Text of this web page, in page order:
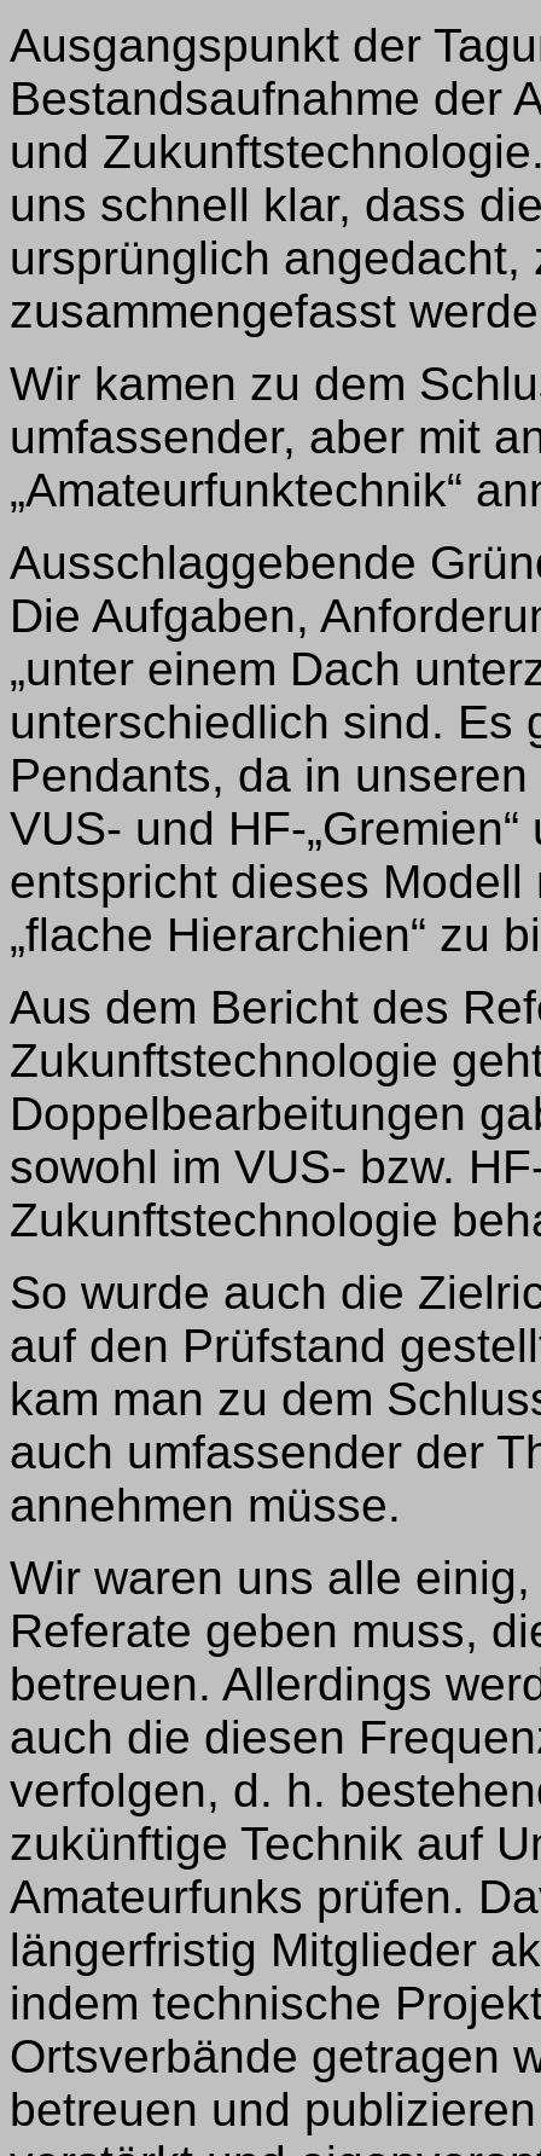
Ausgangspunkt der
Bestandsaufnahme der
und
uns schnell klar, dass
ursprünglich angedacht,
zusammengefasst
Wir kamen zu dem
umfassender, aber mit
„Amateurfunktechnik“
Ausschlaggebende
Die Aufgaben,
„unter einem Dach
unterschiedlich sind. Es
Pendants, da in
VUS- und HF-
entspricht dieses
„flache Hierarchien“ zu
Aus dem Bericht des
Zukunftstechnologie
Doppelbearbeitungen
sowohl im VUS- bzw.
Zukunftstechnologie
So wurde auch die
auf den Prüfstand
kam man zu dem
auch umfassender der
annehmen müsse.
Wir waren uns alle
Referate geben muss,
betreuen. Allerdings
auch die diesen
verfolgen, d. h.
zukünftige Technik auf
Amateurfunks prüfen.
längerfristig Mitglieder
indem technische
Ortsverbände getragen
betreuen und